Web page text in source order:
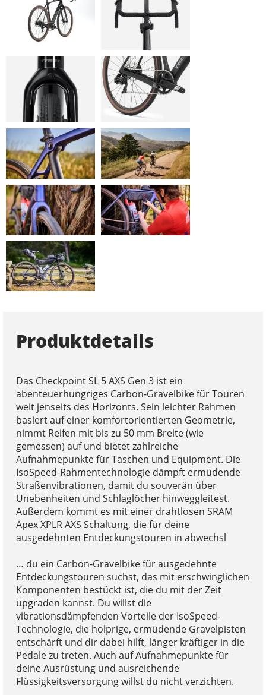
Produktdetails
Das Checkpoint SL 5 AXS Gen 3 ist ein
abenteuerhungriges Carbon-Gravelbike für Touren
weit jenseits des Horizonts. Sein leichter Rahmen
basiert auf einer komfortorientierten Geometrie,
nimmt Reifen mit bis zu 50 mm Breite (wie
gemessen) auf und bietet zahlreiche
Aufnahmepunkte für Taschen und Equipment. Die
IsoSpeed-Rahmentechnologie dämpft ermüdende
Straßenvibrationen, damit du souverän über
Unebenheiten und Schlaglöcher hinweggleitest.
Außerdem kommt es mit einer drahtlosen SRAM
Apex XPLR AXS Schaltung, die für deine
ausgedehnten Entdeckungstouren in abwechsl
… du ein Carbon-Gravelbike für ausgedehnte
Entdeckungstouren suchst, das mit erschwinglichen
Komponenten bestückt ist, die du mit der Zeit
upgraden kannst. Du willst die
vibrationsdämpfenden Vorteile der IsoSpeed-
Technologie, die holprige, ermüdende Gravelpisten
entschärft und dir dabei hilft, länger kräftiger in die
Pedale zu treten. Auch auf Aufnahmepunkte für
deine Ausrüstung und ausreichende
Flüssigkeitsversorgung willst du nicht verzichten.